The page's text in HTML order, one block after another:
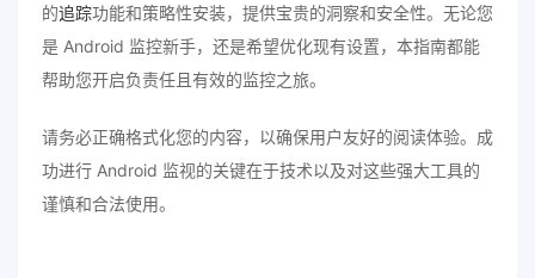
的追踪功能和策略性安装，提供宝贵的洞察和安全性。无论您
是 Android 监控新手，还是希望优化现有设置，本指南都能
帮助您开启负责任且有效的监控之旅。
请务必正确格式化您的内容，以确保用户友好的阅读体验。成
功进行 Android 监视的关键在于技术以及对这些强大工具的
谨慎和合法使用。